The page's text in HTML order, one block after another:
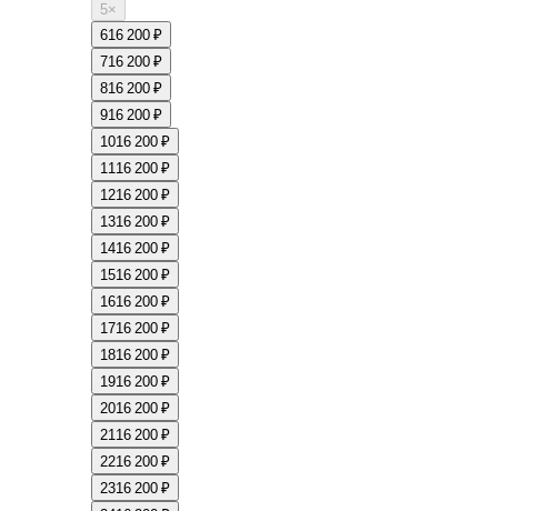
5×
616 200 ₽
716 200 ₽
816 200 ₽
916 200 ₽
1016 200 ₽
1116 200 ₽
1216 200 ₽
1316 200 ₽
1416 200 ₽
1516 200 ₽
1616 200 ₽
1716 200 ₽
1816 200 ₽
1916 200 ₽
2016 200 ₽
2116 200 ₽
2216 200 ₽
2316 200 ₽